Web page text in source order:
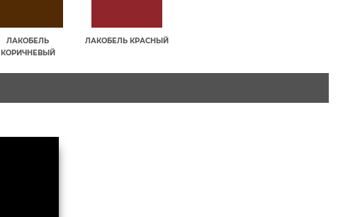
ЛАКОБЕЛЬ
КОРИЧНЕВЫЙ
ЛАКОБЕЛЬ КРАСНЫЙ